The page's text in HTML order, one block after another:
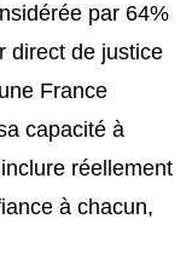
par 64%
direct de justice
France
capacité à
réellement
à chacun,